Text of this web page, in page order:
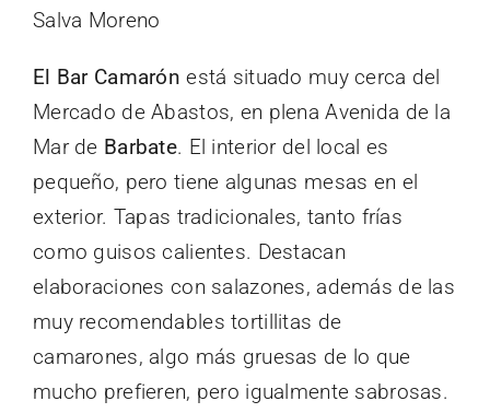
Salva Moreno
El Bar Camarón está situado muy cerca del
Mercado de Abastos, en plena Avenida de la
Mar de Barbate. El interior del local es
pequeño, pero tiene algunas mesas en el
exterior. Tapas tradicionales, tanto frías
como guisos calientes. Destacan
elaboraciones con salazones, además de las
muy recomendables tortillitas de
camarones, algo más gruesas de lo que
mucho prefieren, pero igualmente sabrosas.